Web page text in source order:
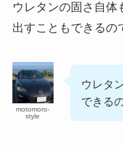
ウレタンの固さ自体
出すこともできるの
motomoro-
style
ウレタ
できる